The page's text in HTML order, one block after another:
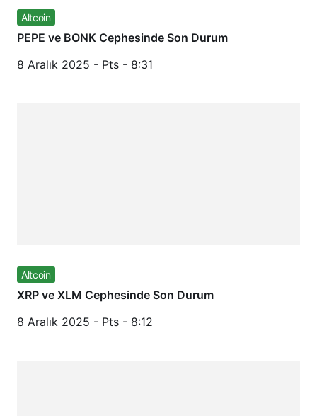
Altcoin
PEPE ve BONK Cephesinde Son Durum
8 Aralık 2025 - Pts - 8:31
Altcoin
XRP ve XLM Cephesinde Son Durum
8 Aralık 2025 - Pts - 8:12